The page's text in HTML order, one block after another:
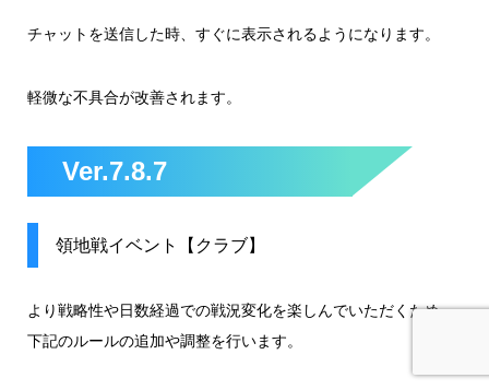
チャットを送信した時、すぐに表示されるようになります。
軽微な不具合が改善されます。
Ver.7.8.7
領地戦イベント【クラブ】
より戦略性や日数経過での戦況変化を楽しんでいただくため、
下記のルールの追加や調整を行います。